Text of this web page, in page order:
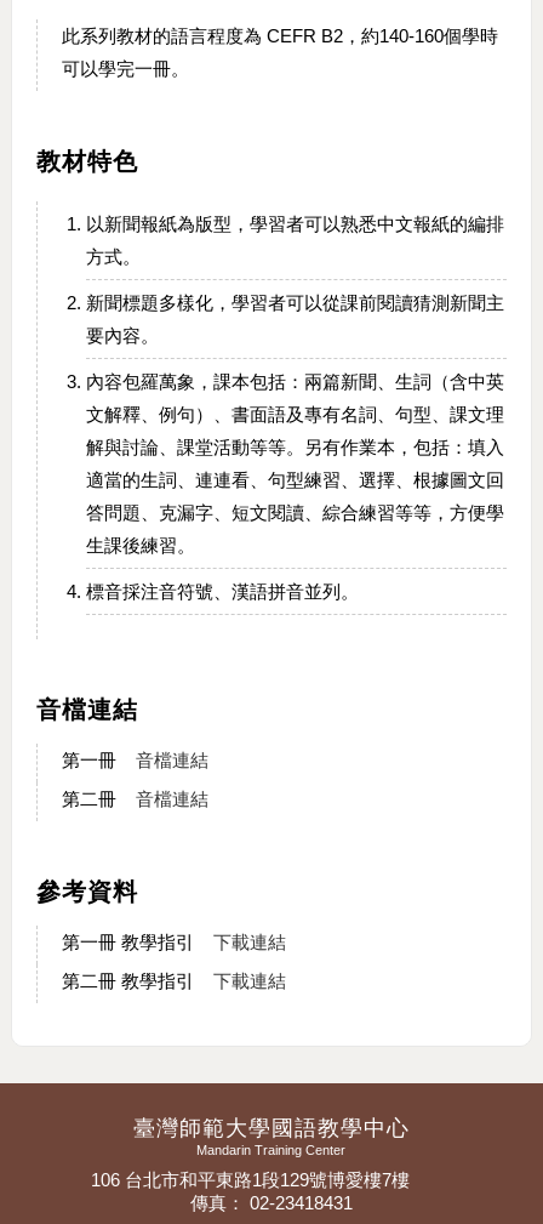
此系列教材的語言程度為 CEFR B2，約140-160個學時
可以學完一冊。
教材特色
以新聞報紙為版型，學習者可以熟悉中文報紙的編排
方式。
新聞標題多樣化，學習者可以從課前閱讀猜測新聞主
要內容。
內容包羅萬象，課本包括：兩篇新聞、生詞（含中英
文解釋、例句）、書面語及專有名詞、句型、課文理
解與討論、課堂活動等等。另有作業本，包括：填入
適當的生詞、連連看、句型練習、選擇、根據圖文回
答問題、克漏字、短文閱讀、綜合練習等等，方便學
生課後練習。
標音採注音符號、漢語拼音並列。
音檔連結
第一冊 音檔連結
第二冊 音檔連結
參考資料
第一冊 教學指引 下載連結
第二冊 教學指引 下載連結
臺灣師範大學國語教學中心
Mandarin Training Center
106 台北市和平東路1段129號博愛樓7樓
傳真： 02-23418431